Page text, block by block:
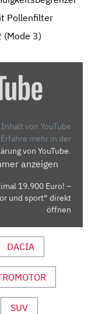
Pollenfilter
(Mode 3)
von YouTube
Erfahre mehr in der
von YouTube.
anzeigen
19.900 Euro! –
und sport“ direkt
öffnen
DACIA
SUV